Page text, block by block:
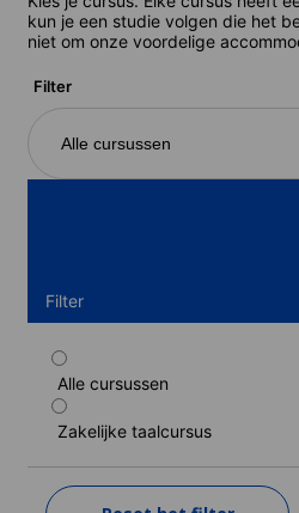
kun je een studie volgen die het
niet om onze voordelige
Filter
Alle cursussen
Filter
Alle cursussen
Zakelijke taalcursus
Intensieve zakelijk
absoluut beginner in
Duur: 1 - 52 weken
Niveaus: Absoluut beginner